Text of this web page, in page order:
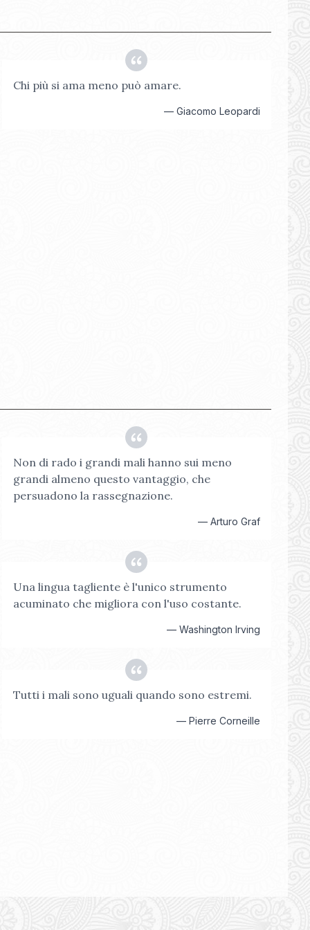
Chi più si ama meno può amare.
— Giacomo Leopardi
Non di rado i grandi mali hanno sui meno
grandi almeno questo vantaggio, che
persuadono la rassegnazione.
— Arturo Graf
Una lingua tagliente è l'unico strumento
acuminato che migliora con l'uso costante.
— Washington Irving
Tutti i mali sono uguali quando sono estremi.
— Pierre Corneille